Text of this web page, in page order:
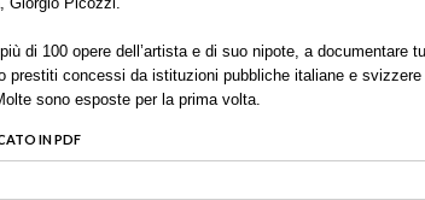
di 100 opere dell’artista e di suo nipote, a documentare
prestiti concessi da istituzioni pubbliche italiane e svizzere
sono esposte per la prima volta.
IN PDF